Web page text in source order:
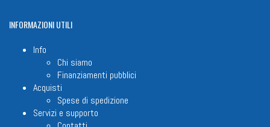
INFORMAZIONIUTILI
Info
Chi siamo
Finanziamenti pubblici
Acquisti
Spese di spedizione
Servizi e supporto